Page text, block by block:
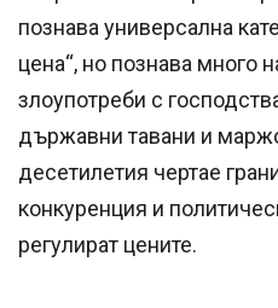
познава универсална
цена“, но познава много
злоупотреби с
държавни тавани и
десетилетия чертае
конкуренция и
регулират цените.